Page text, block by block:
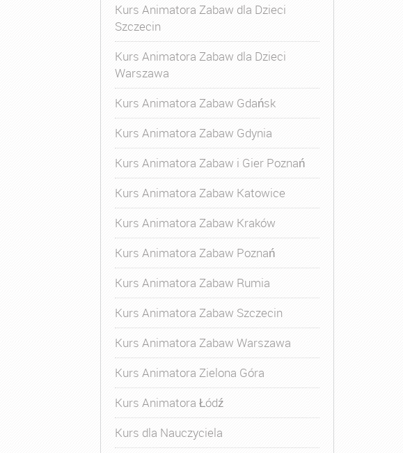
Kurs Animatora Zabaw dla Dzieci
Szczecin
Kurs Animatora Zabaw dla Dzieci
Warszawa
Kurs Animatora Zabaw Gdańsk
Kurs Animatora Zabaw Gdynia
Kurs Animatora Zabaw i Gier Poznań
Kurs Animatora Zabaw Katowice
Kurs Animatora Zabaw Kraków
Kurs Animatora Zabaw Poznań
Kurs Animatora Zabaw Rumia
Kurs Animatora Zabaw Szczecin
Kurs Animatora Zabaw Warszawa
Kurs Animatora Zielona Góra
Kurs Animatora Łódź
Kurs dla Nauczyciela